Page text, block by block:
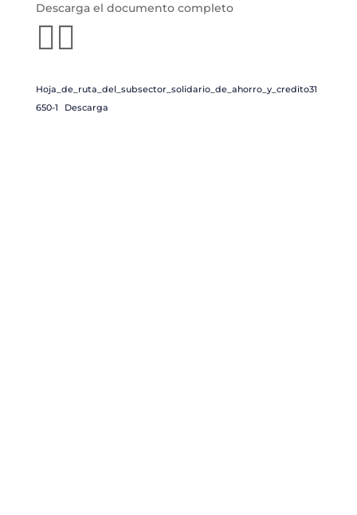
Descarga el documento completo
👇🏻
Hoja_de_ruta_del_subsector_solidario_de_ahorro_y_credito31
650-1
Descarga